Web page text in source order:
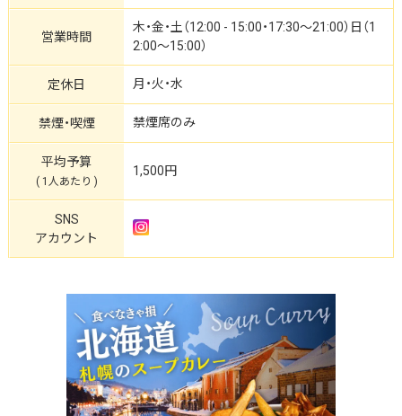
営業時間
木・金・土（12:00 - 15:00・17:30～21:00）日（1
2:00～15:00）
定休日 月・火・水
禁煙・喫煙 禁煙席のみ
平均予算
( 1人あたり )
1,500円
SNS
アカウント